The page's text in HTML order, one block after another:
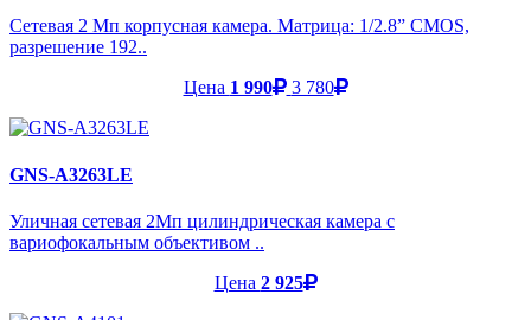
Сетевая 2 Мп корпусная камера. Матрица: 1/2.8” CMOS,
разрешение 192..
Цена 1 990 3 780
GNS-A3263LE
Уличная сетевая 2Мп цилиндрическая камера с
вариофокальным объективом ..
Цена 2 925